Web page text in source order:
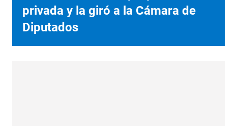
privada y la giró a la Cámara de
Diputados